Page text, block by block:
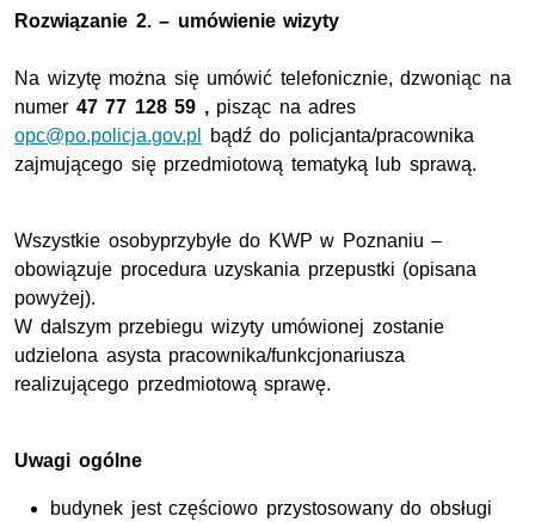
Rozwiązanie 2. – umówienie wizyty
Na wizytę można się umówić telefonicznie, dzwoniąc na
numer 47 77 128 59 , pisząc na adres
opc@po.policja.gov.pl
bądź do policjanta/pracownika
zajmującego się przedmiotową tematyką lub sprawą.
Wszystkie osobyprzybyłe do KWP w Poznaniu –
obowiązuje procedura uzyskania przepustki (opisana
powyżej).
W dalszym przebiegu wizyty umówionej zostanie
udzielona asysta pracownika/funkcjonariusza
realizującego przedmiotową sprawę.
Uwagi ogólne
budynek jest częściowo przystosowany do obsługi